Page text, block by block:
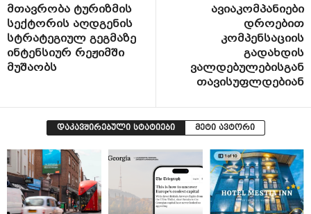
მთავრობა ტურიზმის
სექტორის აღდგენის
სტრატეგიულ გეგმაზე
ინტენსიურ რეჟიმში
მუშაობს
ავიაკომპანიები
დროებით
კომპენსაციის
გადახდის
ვალდებულებისგან
თავისუფლდებიან
დაკავშირებული სტატიები მეტი ავტორი